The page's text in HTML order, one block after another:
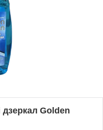
дзеркал Golden